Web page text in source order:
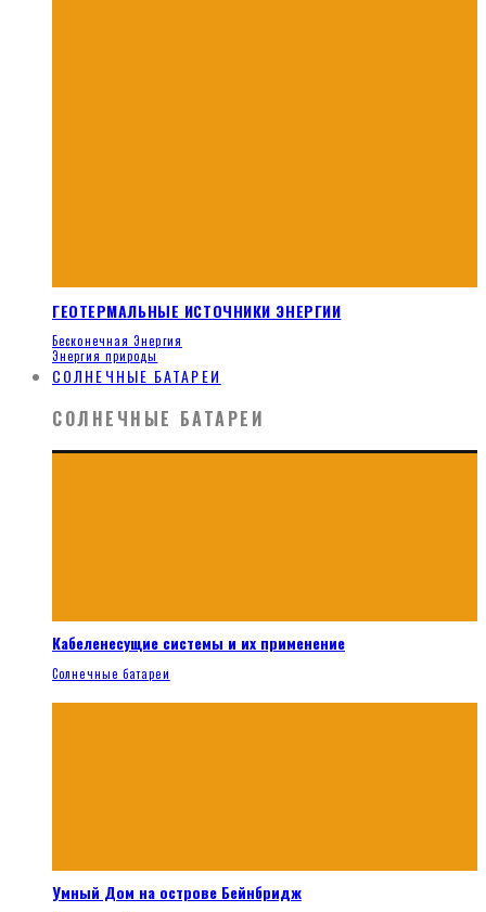
ГЕОТЕРМАЛЬНЫЕ ИСТОЧНИКИ ЭНЕРГИИ
Бесконечная Энергия
Энергия природы
СОЛНЕЧНЫЕ БАТАРЕИ
СОЛНЕЧНЫЕ БАТАРЕИ
Кабеленесущие системы и их применение
Солнечные батареи
Умный Дом на острове Бейнбридж